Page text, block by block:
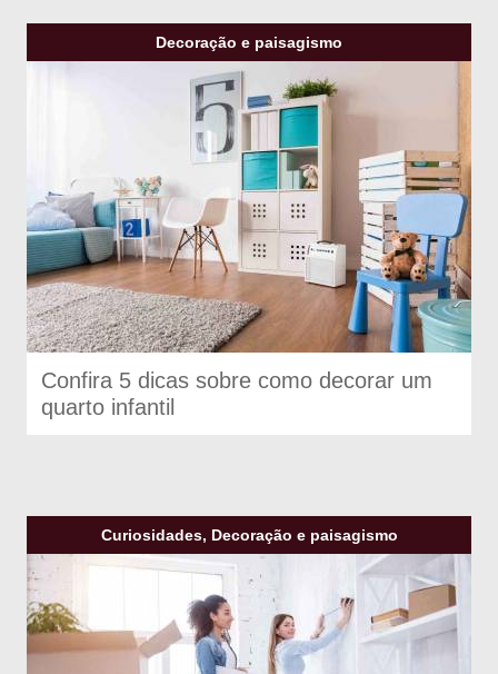
Decoração e paisagismo
Confira 5 dicas sobre como decorar um
quarto infantil
Curiosidades, Decoração e paisagismo